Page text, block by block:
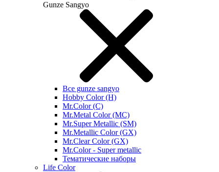
Gunze Sangyo
Все gunze sangyo
Hobby Color (H)
Mr.Color (C)
Mr.Metal Color (MC)
Mr.Super Metallic (SM)
Mr.Metallic Color (GX)
Mr.Clear Color (GX)
Mr.Color - Super metallic
Тематические наборы
Life Color